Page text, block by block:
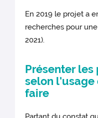
En 2019 le projet a
recherches pour
2021).
Présenter les
selon l'usage
faire